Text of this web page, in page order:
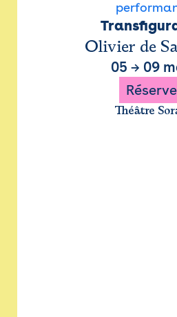
Olivier de
05 → 09
Théâtre